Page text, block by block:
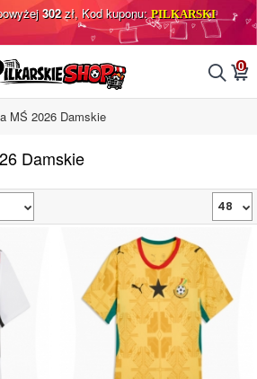
302zł, Kod kuponu:PILKARSKI
󰂨 0
󰃦
MŚ 2026 Damskie
Damskie